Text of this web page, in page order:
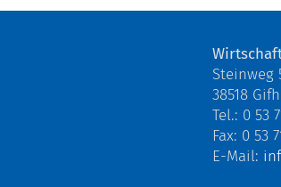
Steinweg
38518
Tel.: 0 53
Fax: 0 53
E-Mail: